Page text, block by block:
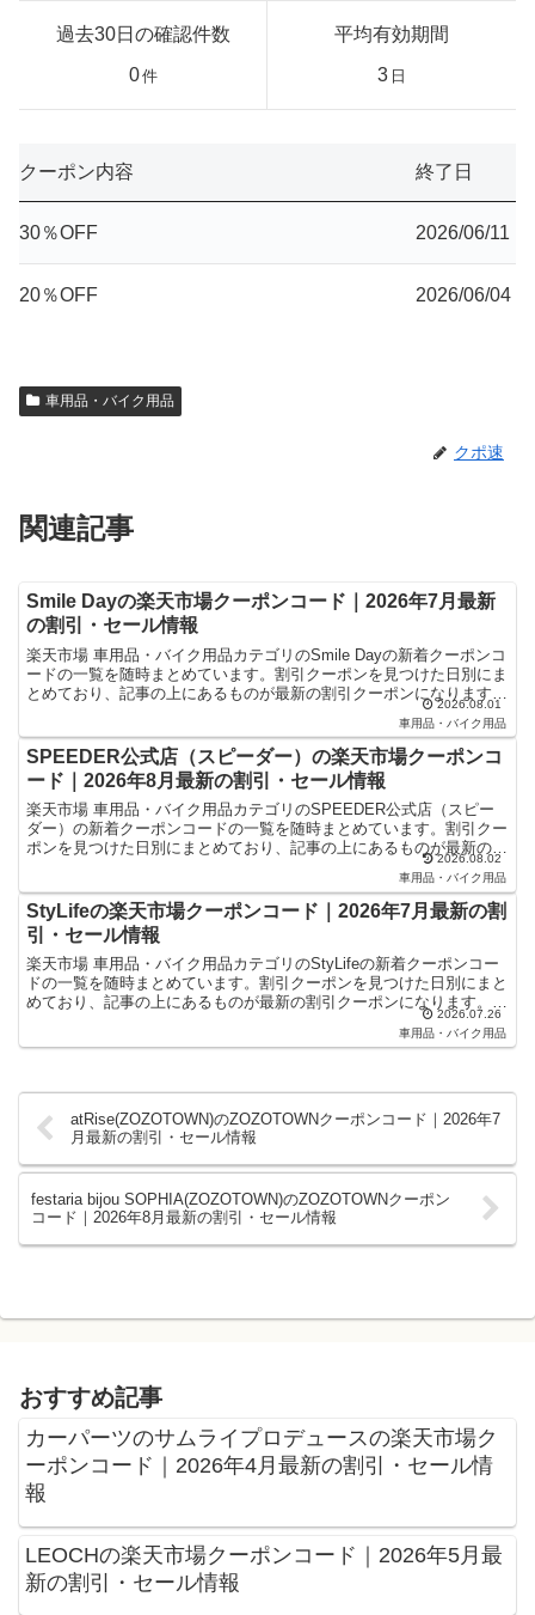
過去30日の確認件数
0件
平均有効期間
3 日
クーポン内容 終了日
30％OFF 2026/06/11
20％OFF 2026/06/04
車用品・バイク用品
クポ速
関連記事
Smile Dayの楽天市場クーポンコード｜2026年7月最新
の割引・セール情報
楽天市場 車用品・バイク用品カテゴリのSmile Dayの新着クーポンコ
ードの一覧を随時まとめています。割引クーポンを見つけた日別にま
とめており、記事の上にあるものが最新の割引クーポンになります。
2026.08.01
車用品・バイク用品
SPEEDER公式店（スピーダー）の楽天市場クーポンコ
ード｜2026年8月最新の割引・セール情報
楽天市場 車用品・バイク用品カテゴリのSPEEDER公式店（スピー
ダー）の新着クーポンコードの一覧を随時まとめています。割引クー
ポンを見つけた日別にまとめており、記事の上にあるものが最新の割
引クーポンになります。楽天スーパーセールやお買い物... 2026.08.02
車用品・バイク用品
StyLifeの楽天市場クーポンコード｜2026年7月最新の割
引・セール情報
楽天市場 車用品・バイク用品カテゴリのStyLifeの新着クーポンコー
ドの一覧を随時まとめています。割引クーポンを見つけた日別にまと
めており、記事の上にあるものが最新の割引クーポンになります。楽
2026.07.26
車用品・バイク用品
atRise(ZOZOTOWN)のZOZOTOWNクーポンコード｜2026年7
月最新の割引・セール情報
festaria bijou SOPHIA(ZOZOTOWN)のZOZOTOWNクーポン
コード｜2026年8月最新の割引・セール情報
おすすめ記事
カーパーツのサムライプロデュースの楽天市場ク
ーポンコード｜2026年4月最新の割引・セール情
報
LEOCHの楽天市場クーポンコード｜2026年5月最
新の割引・セール情報